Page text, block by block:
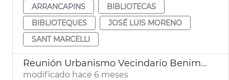
ARRANCAPINS
BIBLIOTECAS
BIBLIOTEQUES
JOSÉ LUIS MORENO
SANT MARCELLI
Reunión Urbanismo Vecindario Benimaclet PAI València
modificado hace 6 meses